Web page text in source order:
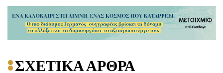
ΣΧΕΤΙΚΑ ΑΡΘΡΑ